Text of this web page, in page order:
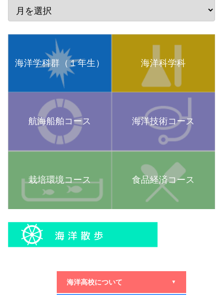
海洋学科群（１年生） 海洋科学科
航海船舶コース 海洋技術コース
栽培環境コース 食品経済コース
海洋高校について ▼